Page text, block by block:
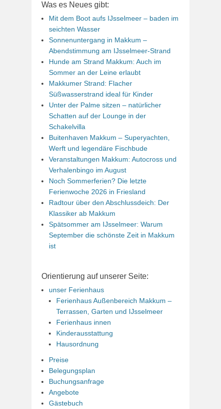
Was es Neues gibt:
Mit dem Boot aufs IJsselmeer – baden im
seichten Wasser
Sonnenuntergang in Makkum –
Abendstimmung am IJsselmeer-Strand
Hunde am Strand Makkum: Auch im
Sommer an der Leine erlaubt
Makkumer Strand: Flacher
Süßwasserstrand ideal für Kinder
Unter der Palme sitzen – natürlicher
Schatten auf der Lounge in der
Schakelvilla
Buitenhaven Makkum – Superyachten,
Werft und legendäre Fischbude
Veranstaltungen Makkum: Autocross und
Verhalenbingo im August
Noch Sommerferien? Die letzte
Ferienwoche 2026 in Friesland
Radtour über den Abschlussdeich: Der
Klassiker ab Makkum
Spätsommer am IJsselmeer: Warum
September die schönste Zeit in Makkum
ist
Orientierung auf unserer Seite:
unser Ferienhaus
Ferienhaus Außenbereich Makkum –
Terrassen, Garten und IJsselmeer
Ferienhaus innen
Kinderausstattung
Hausordnung
Preise
Belegungsplan
Buchungsanfrage
Angebote
Gästebuch